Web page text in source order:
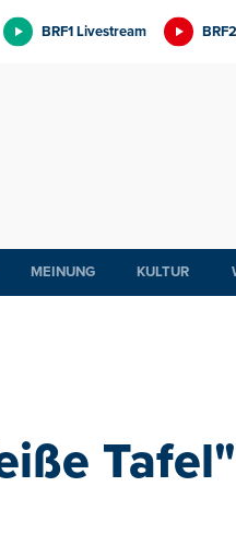
BRF1 Livestream
MEINUNG KULTUR